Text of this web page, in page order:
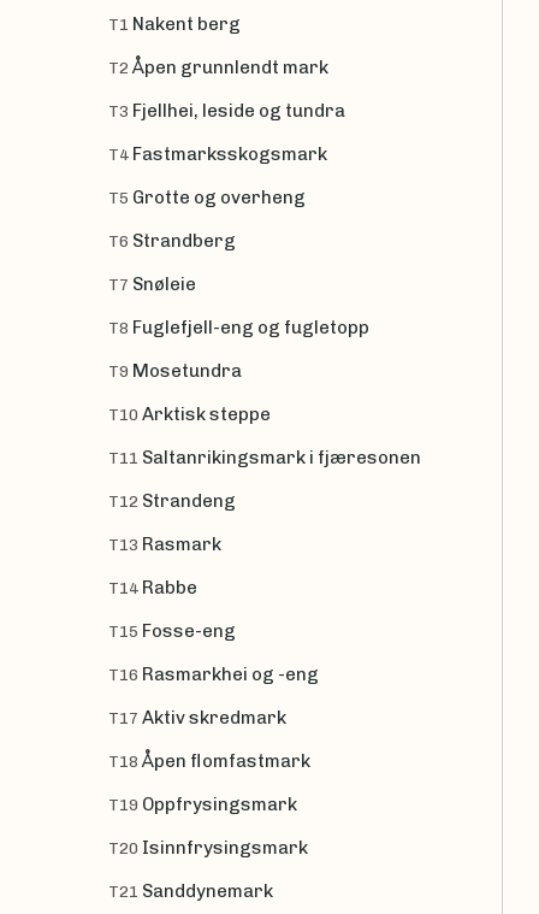
T1 Nakent berg
T2 Åpen grunnlendt mark
T3 Fjellhei, leside og tundra
T4 Fastmarksskogsmark
T5 Grotte og overheng
T6 Strandberg
T7 Snøleie
T8 Fuglefjell-eng og fugletopp
T9 Mosetundra
T10 Arktisk steppe
T11 Saltanrikingsmark i fjæresonen
T12 Strandeng
T13 Rasmark
T14 Rabbe
T15 Fosse-eng
T16 Rasmarkhei og -eng
T17 Aktiv skredmark
T18 Åpen flomfastmark
T19 Oppfrysingsmark
T20 Isinnfrysingsmark
T21 Sanddynemark